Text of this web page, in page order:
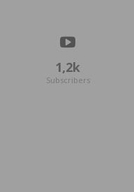
1,2k
Subscribers